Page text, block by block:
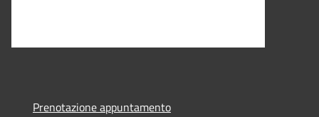
Prenotazione appuntamento